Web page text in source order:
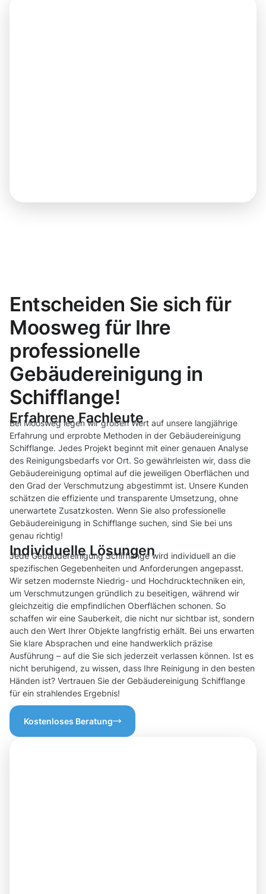
Entscheiden Sie sich für
Moosweg für Ihre
professionelle
Gebäudereinigung in
Schifflange!
Erfahrene Fachleute
Bei Moosweg legen wir großen Wert auf unsere langjährige
Erfahrung und erprobte Methoden in der Gebäudereinigung
Schifflange. Jedes Projekt beginnt mit einer genauen Analyse
des Reinigungsbedarfs vor Ort. So gewährleisten wir, dass die
Gebäudereinigung optimal auf die jeweiligen Oberflächen und
den Grad der Verschmutzung abgestimmt ist. Unsere Kunden
schätzen die effiziente und transparente Umsetzung, ohne
unerwartete Zusatzkosten. Wenn Sie also professionelle
Gebäudereinigung in Schifflange suchen, sind Sie bei uns
genau richtig!
Individuelle Lösungen
Jede Gebäudereinigung Schifflange wird individuell an die
spezifischen Gegebenheiten und Anforderungen angepasst.
Wir setzen modernste Niedrig- und Hochdrucktechniken ein,
um Verschmutzungen gründlich zu beseitigen, während wir
gleichzeitig die empfindlichen Oberflächen schonen. So
schaffen wir eine Sauberkeit, die nicht nur sichtbar ist, sondern
auch den Wert Ihrer Objekte langfristig erhält. Bei uns erwarten
Sie klare Absprachen und eine handwerklich präzise
Ausführung – auf die Sie sich jederzeit verlassen können. Ist es
nicht beruhigend, zu wissen, dass Ihre Reinigung in den besten
Händen ist? Vertrauen Sie der Gebäudereinigung Schifflange
für ein strahlendes Ergebnis!
Kostenloses Beratung